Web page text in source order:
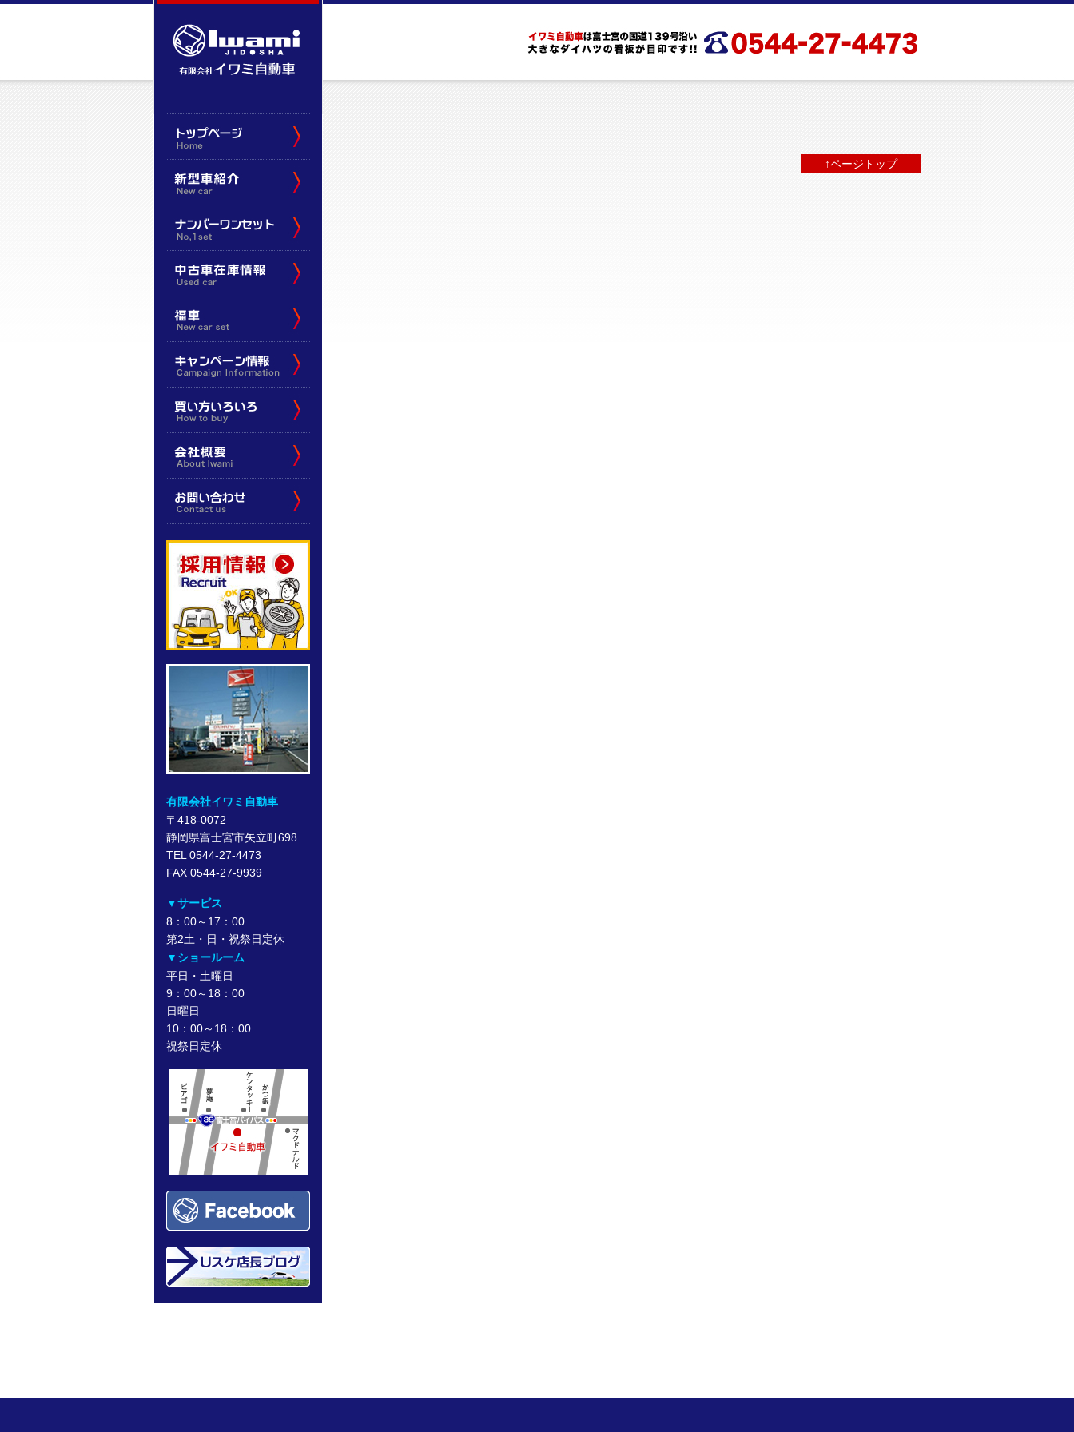
有限会社イワミ自動車
〒418-0072
静岡県富士宮市矢立町698
TEL 0544-27-4473
FAX 0544-27-9939
▼サービス
8：00～17：00
第2土・日・祝祭日定休
▼ショールーム
平日・土曜日
9：00～18：00
日曜日
10：00～18：00
祝祭日定休
↑ページトップ